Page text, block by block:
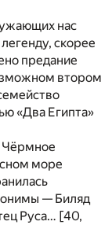
нас
скорее
предание
втором
«Два Египта»
Чёрмное
море
— Биляд
Руса… [40,